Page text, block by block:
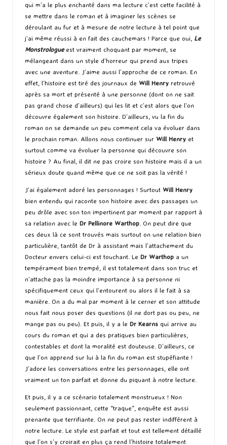
qui m’a le plus enchanté dans ma lecture c’est cette facilité à
se mettre dans le roman et à imaginer les scènes se
déroulant au fur et à mesure de notre lecture à tel point que
j’ai même réussi à en fait des cauchemars ! Parce que oui, Le
Monstrologueest vraiment choquant par moment, se
mélangeant dans un style d’horreur qui prend aux tripes
avec une aventure. J’aime aussi l’approche de ce roman. En
effet, l’histoire est tiré des journaux de Will Henry retrouvé
après sa mort et présenté à une personne (dont on ne sait
pas grand chose d’ailleurs) qui les lit et c’est alors que l’on
découvre également son histoire. D’ailleurs, vu la fin du
roman on se demande un peu comment cela va évoluer dans
le prochain roman. Allons nous continuer sur Will Henry et
surtout comme va évoluer la personne qui découvre son
histoire ? Au final, il dit ne pas croire son histoire mais il a un
sérieux doute quand même que ce ne soit pas la vérité !
J’ai également adoré les personnages ! Surtout Will Henry
bien entendu qui raconte son histoire avec des passages un
peu drôle avec son ton impertinent par moment par rapport à
sa relation avec le Dr Pellinore Warthop . On peut dire que
ces deux là ce sont trouvés mais surtout on une relation bien
particulière, tantôt de Dr à assistant mais l’attachement du
Docteur envers celui-ci est touchant. Le Dr Warthop a un
tempérament bien trempé, il est totalement dans son truc et
n’attache pas la moindre importance à sa personne ni
spécifiquement ceux qui l’entourent ou alors il le fait à sa
manière. On a du mal par moment à le cerner et son attitude
nous fait nous poser des questions (il ne dort pas ou peu, ne
mange pas ou peu). Et puis, il y a le Dr Kearns qui arrive au
cours du roman et qui a des pratiques bien particulières,
contestables et dont la moralité est douteuse. D’ailleurs, ce
que l’on apprend sur lui à la fin du roman est stupéfiante !
J’adore les conversations entre les personnages, elle ont
vraiment un ton parfait et donne du piquant à notre lecture.
Et puis, il y a ce scénario totalement monstrueux ! Non
seulement passionnant, cette “traque”, enquête est aussi
prenante que terrifiante. On ne peut pas rester indifférent à
notre lecture. Le style est parfait et tout est tellement détaillé
que l’on s’y croirait en plus ça rend l’histoire totalement